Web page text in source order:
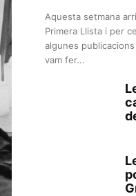
Aquesta setmana
Primera Llista i per
algunes
vam fer...